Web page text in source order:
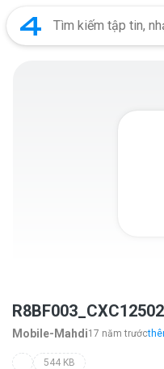
Mobile-Mahdi17 năm trước
544 KB